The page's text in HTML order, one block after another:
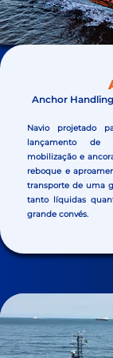
Anchor
Navio projetado
lançamento de
mobilização e
reboque e
transporte de uma
tanto líquidas
grande convés.